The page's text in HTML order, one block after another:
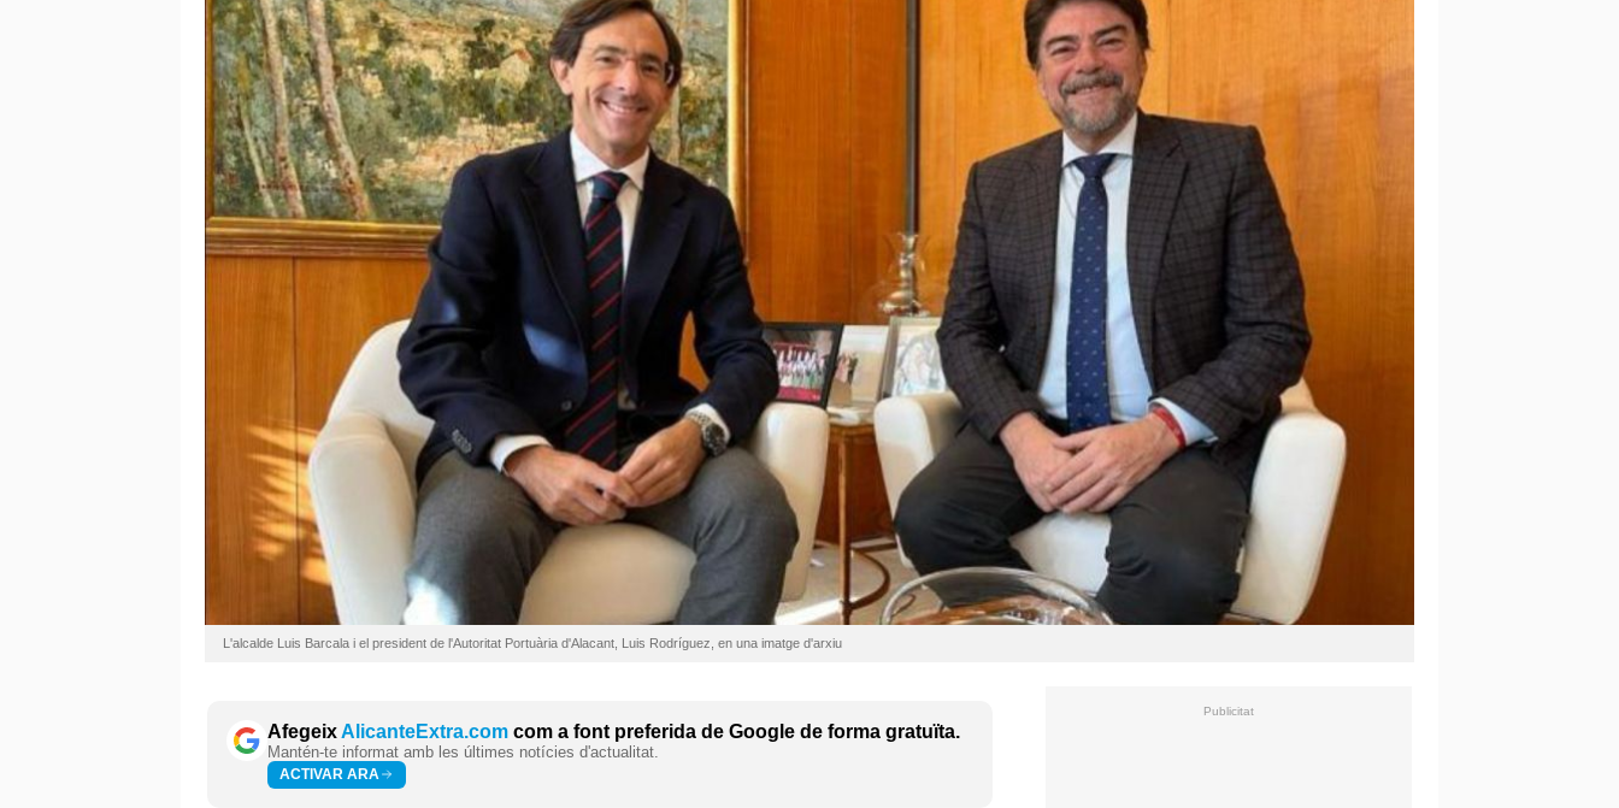
L'alcalde Luis Barcala i el president de l'Autoritat Portuària d'Alacant, Luis Rodríguez, en una imatge d'arxiu
AfegeixAlicanteExtra.com com a font preferida de Google de forma gratuïta.
Mantén-te informat amb les últimes notícies d'actualitat.
ACTIVAR ARA